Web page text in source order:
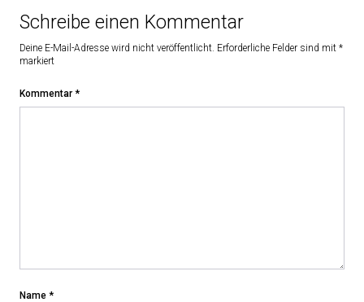
Schreibe einen Kommentar
Deine E-Mail-Adresse wird nicht veröffentlicht. Erforderliche Felder sind mit *
markiert
Kommentar *
Name *